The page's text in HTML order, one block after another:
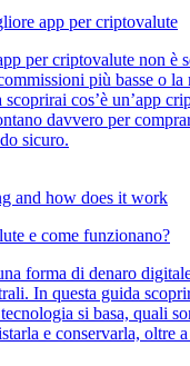
app per criptovalute
per criptovalute non è
più basse o la
scoprirai cos’è un’app
davvero per
sicuro.
e come funzionano?
forma di denaro
In questa guida
si basa, quali
e conservarla, oltre